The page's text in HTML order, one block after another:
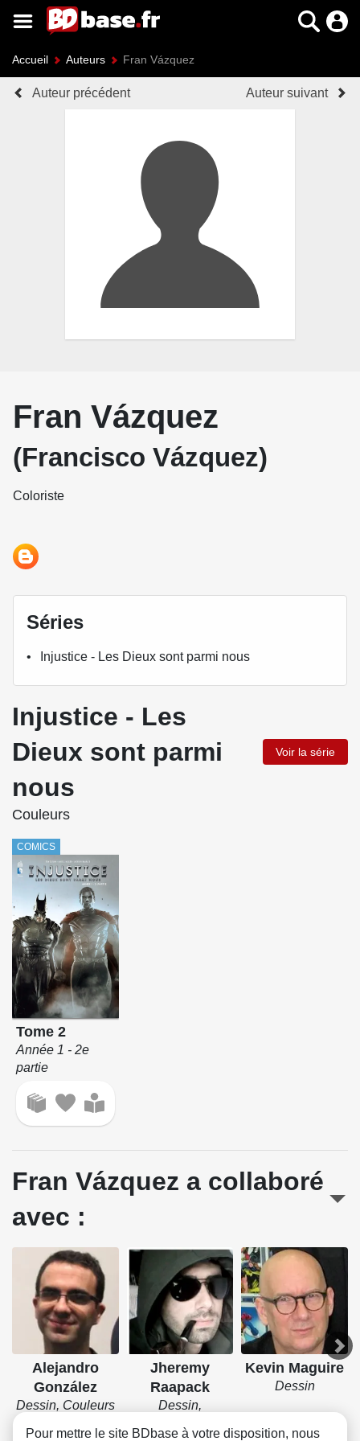
Accueil Auteurs Fran Vázquez
Auteur précédent Auteur suivant
Fran Vázquez
(Francisco Vázquez)
Coloriste
Séries
Injustice - Les Dieux sont parmi nous
Injustice - Les
Dieux sont parmi
nous
Voir la série
Couleurs
COMICS
Tome 2
Année 1 - 2e
partie
Fran Vázquez a collaboré
avec :
Alejandro
González
Dessin, Couleurs
Jheremy
Raapack
Dessin,
Kevin Maguire
Dessin
Pour mettre le site BDbase à votre disposition, nous